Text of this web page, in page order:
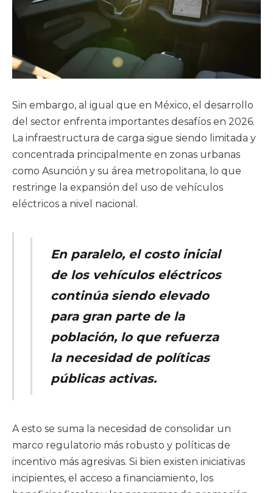
Sin embargo, al igual que en México, el desarrollo
del sector enfrenta importantes desafíos en 2026.
La infraestructura de carga sigue siendo limitada y
concentrada principalmente en zonas urbanas
como Asunción y su área metropolitana, lo que
restringe la expansión del uso de vehículos
eléctricos a nivel nacional.
En paralelo, el costo inicial
de los vehículos eléctricos
continúa siendo elevado
para gran parte de la
población, lo que refuerza
la necesidad de políticas
públicas activas.
A esto se suma la necesidad de consolidar un
marco regulatorio más robusto y políticas de
incentivo más agresivas. Si bien existen iniciativas
incipientes, el acceso a financiamiento, los